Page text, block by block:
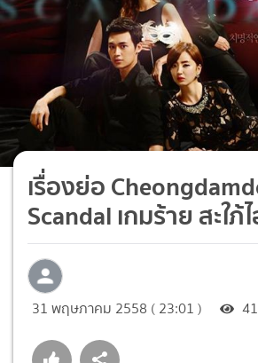
เรื่องย่อ
Scandal เกมร้าย สะใภ้
31 พฤษภาคม 2558 ( 23:01 )